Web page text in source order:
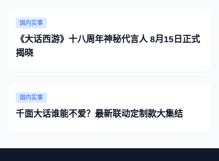
国内实事
《大话西游》十八周年神秘代言人 8月15日正式
揭晓
国内实事
千面大话谁能不爱？最新联动定制款大集结